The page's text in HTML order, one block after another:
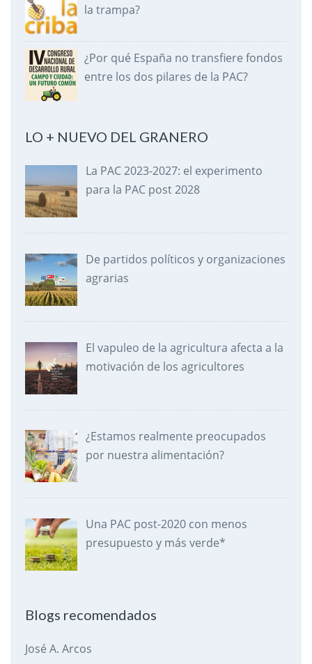
la trampa?
¿Por qué España no transfiere fondos
entre los dos pilares de la PAC?
LO + NUEVO DEL GRANERO
La PAC 2023-2027: el experimento
para la PAC post 2028
De partidos políticos y organizaciones
agrarias
El vapuleo de la agricultura afecta a la
motivación de los agricultores
¿Estamos realmente preocupados
por nuestra alimentación?
Una PAC post-2020 con menos
presupuesto y más verde*
Blogs recomendados
José A. Arcos